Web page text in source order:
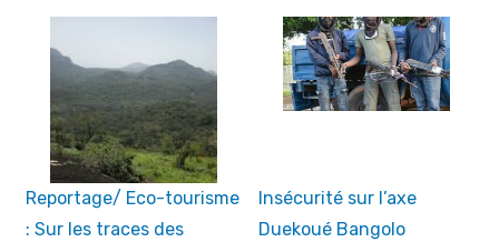
Reportage/ Eco-tourisme
: Sur les traces des
Insécurité sur l’axe
Duekoué Bangolo